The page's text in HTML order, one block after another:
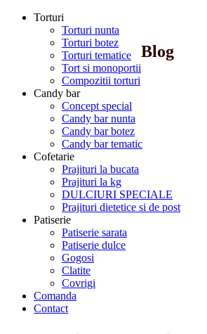
Torturi
Torturi nunta
Torturi botez
Torturi tematice
Tort si monoportii
Compozitii torturi
Candy bar
Concept special
Candy bar nunta
Candy bar botez
Candy bar tematic
Cofetarie
Prajituri la bucata
Prajituri la kg
DULCIURI SPECIALE
Prajituri dietetice si de post
Patiserie
Patiserie sarata
Patiserie dulce
Gogosi
Clatite
Covrigi
Comanda
Contact
Blog